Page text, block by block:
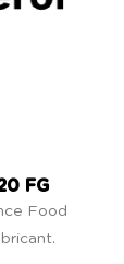
FG
Food
.